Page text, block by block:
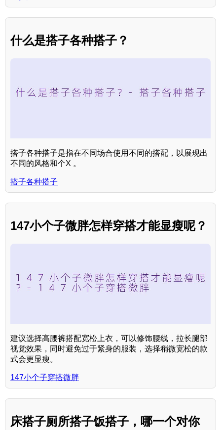
什么是搭子各种搭子？
搭子各种搭子是指在不同场合使用不同的搭配，以展现出
不同的风格和个X 。
搭子各种搭子
147小个子微胖怎样穿搭才能显瘦呢？
建议选择高腰裤搭配宽松上衣，可以修饰腰线，拉长腿部
视觉效果，同时避免过于紧身的服装，选择稍微宽松的款
式会更显瘦。
147小个子穿搭微胖
床搭子厕所搭子饭搭子，哪一个对你